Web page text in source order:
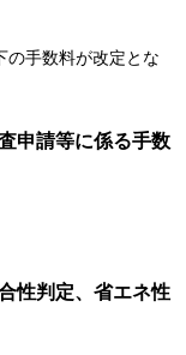
の手数料が改定とな
申請等に係る手数
性判定、省エネ性